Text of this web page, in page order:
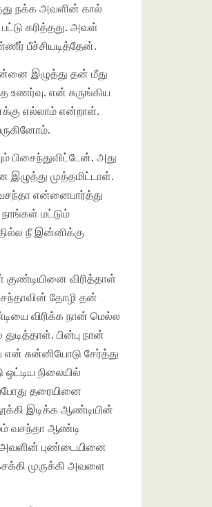
நக்க அவளின் கால்
கரித்தது. அவள்
பீச்சியடித்தேன்.
இழுத்து தன் மீது
என் சுருங்கிய
எல்லாம் என்றாள்.
அது
முத்தமிட்டாள்.
என்னைபார்த்து
மட்டும்
நீ இன்னிக்கு
விரித்தாள்
தோழி தன்
விரிக்க நான் மெல்ல
பின்பு நான்
சுன்னியோடு சேர்த்து
நிலையில்
தரையினை
இடிக்க ஆண்டியின்
வசந்தா ஆண்டி
அவளின் புண்டையினை
முருக்கி அவளை